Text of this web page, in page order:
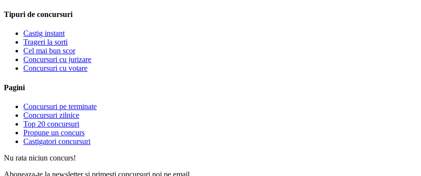
Tipuri de concursuri
Castig instant
Trageri la sorti
Cel mai bun scor
Concursuri cu jurizare
Concursuri cu votare
Pagini
Concursuri pe terminate
Concursuri zilnice
Top 20 concursuri
Propune un concurs
Castigatori concursuri
Nu rata niciun concurs!
Aboneaza-te la newsletter si primesti concursuri noi pe email.